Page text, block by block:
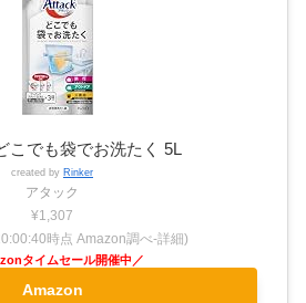
こでも袋でお洗たく 5L
created by Rinker
アタック
¥1,307
時点 Amazon調べ-詳細)
Amazon